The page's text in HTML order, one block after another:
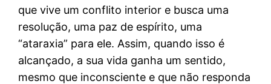
que vive um conflito interior e busca uma
resolução, uma paz de espírito, uma
“ataraxia” para ele. Assim, quando isso é
alcançado, a sua vida ganha um sentido,
mesmo que inconsciente e que não responda